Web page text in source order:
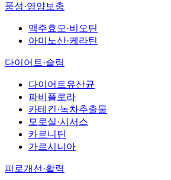
풍성·영양보충
맥주효모·비오틴
아미노산·케라틴
다이어트·슬림
다이어트유산균
파비플로라
카테킨·녹차추출물
모로실·시서스
카르니틴
가르시니아
피로개선·활력